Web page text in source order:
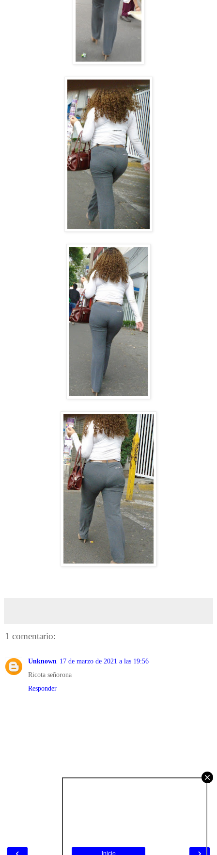
1 comentario:
Unknown 17 de marzo de 2021 a las 19:56
Ricota señorona
Responder
Inicio